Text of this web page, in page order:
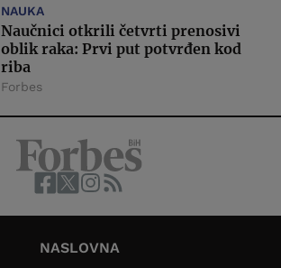
NAUKA
Naučnici otkrili četvrti prenosivi
oblik raka: Prvi put potvrđen kod
riba
Forbes
NASLOVNA